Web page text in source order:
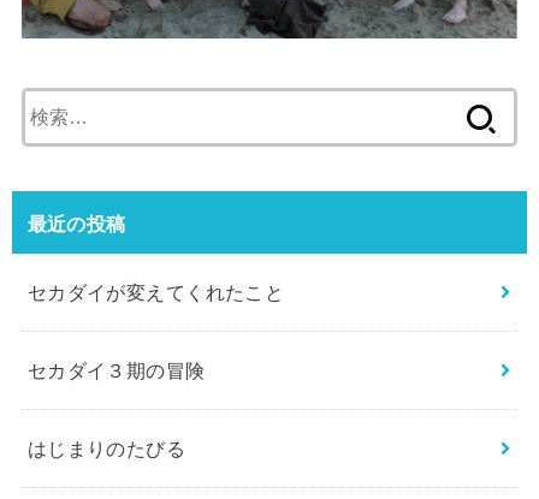
索:
最近の投稿
セカダイが変えてくれたこと
セカダイ３期の冒険
はじまりのたびる